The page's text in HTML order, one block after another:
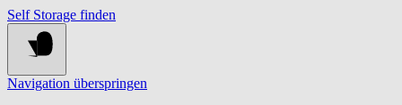
Self Storage finden
Navigation überspringen